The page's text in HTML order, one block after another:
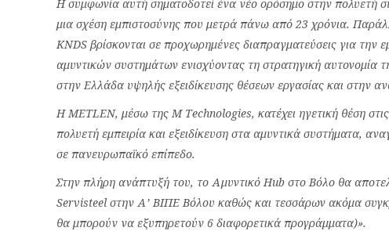
Η συμφωνία αυτή σηματοδοτεί ένα νέο ορόσημο στην πολυετή
μια σχέση εμπιστοσύνης που μετρά πάνω από 23 χρόνια.
KNDS βρίσκονται σε προχωρημένες διαπραγματεύσεις για την
αμυντικών συστημάτων ενισχύοντας τη στρατηγική αυτονομία
στην Ελλάδα υψηλής εξειδίκευσης θέσεων εργασίας και στην
Η METLEN, μέσω της M Technologies, κατέχει ηγετική θέση
πολυετή εμπειρία και εξειδίκευση στα αμυντικά συστήματα,
σε πανευρωπαϊκό επίπεδο.
Στην πλήρη ανάπτυξή του, το Αμυντικό Hub στο Βόλο θα
Servisteel στην Α’ ΒΙΠΕ Βόλου καθώς και τεσσάρων ακόμα
θα μπορούν να εξυπηρετούν 6 διαφορετικά προγράμματα)».